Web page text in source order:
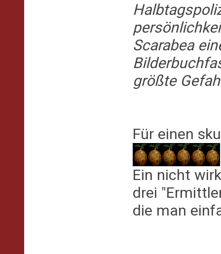
Scarabea
größte
Für einen
Ein nicht
drei
die man